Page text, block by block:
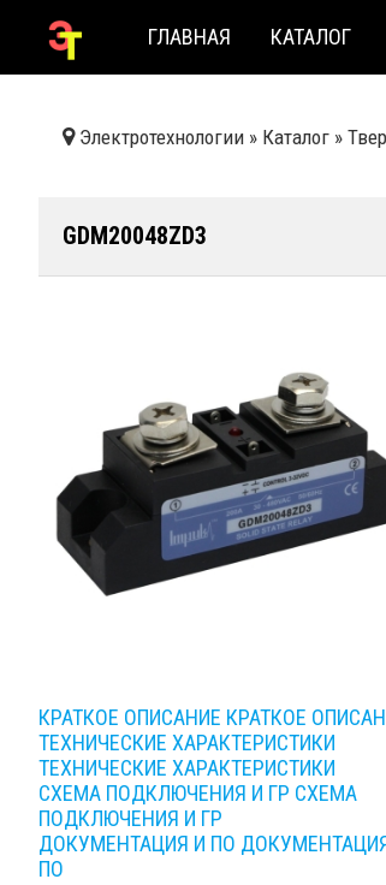
ГЛАВНАЯ КАТАЛОГ
Электротехнологии » Каталог »
GDM20048ZD3
КРАТКОЕ ОПИСАНИЕ КРАТКОЕ
ТЕХНИЧЕСКИЕ ХАРАКТЕРИСТИКИ
ТЕХНИЧЕСКИЕ ХАРАКТЕРИСТИКИ
СХЕМА ПОДКЛЮЧЕНИЯ И ГР СХЕМА
ПОДКЛЮЧЕНИЯ И ГР
ДОКУМЕНТАЦИЯ И ПО
ПО